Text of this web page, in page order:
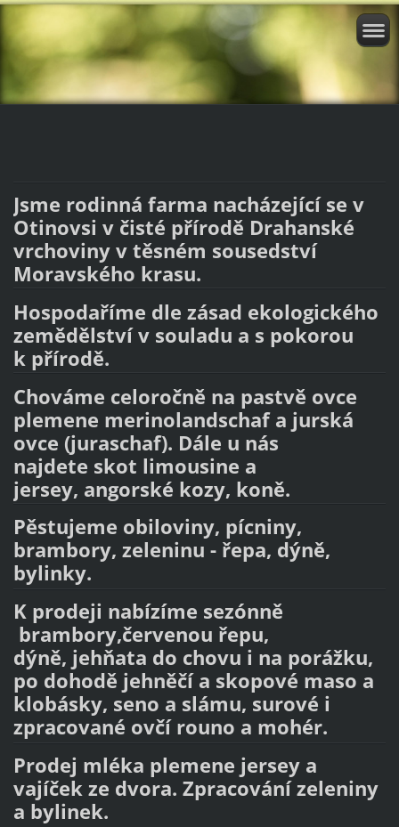
Jsme rodinná farma nacházející se v
Otinovsi v čisté přírodě Drahanské
vrchoviny v těsném sousedství
Moravského krasu.
Hospodaříme dle zásad ekologického
zemědělstvív souladu a s pokorou
k přírodě.
Chováme celoročně na pastvě ovce
plemene merinolandschaf a jurská
ovce (juraschaf). Dále u nás
najdete skot limousine a
jersey, angorské kozy, koně.
Pěstujeme obiloviny, pícniny,
brambory, zeleninu - řepa, dýně,
bylinky.
K prodeji nabízíme sezónně
brambory,červenou řepu,
dýně, jehňata do chovu i na porážku,
po dohodě jehněčí a skopové maso a
klobásky, seno a slámu, surové i
zpracované ovčí rouno a mohér.
Prodej mléka plemene jersey a
vajíček ze dvora. Zpracování zeleniny
a bylinek.